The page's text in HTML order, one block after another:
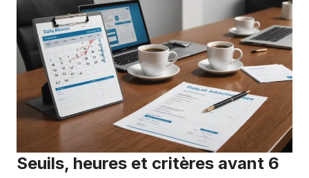
Seuils, heures et critères avant 6